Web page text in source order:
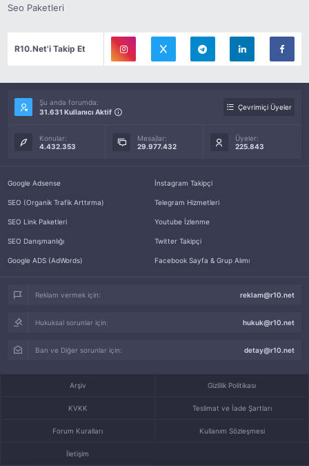
Seo Paketleri
R10.Net'i Takip Et
Şu anda forumda:
31.631 Kullanıcı Aktif
Çevrimiçi Üyeler
Konular:
4.432.353
Mesajlar:
29.977.432
Üyeler:
225.843
Google Adsense
SEO (Organik Trafik Arttırma)
SEO Link Paketleri
SEO Danışmanlığı
Google ADS (AdWords)
İnstagram Takipçi
Telegram Hizmetleri
Youtube İzlenme
Twitter Takipçi
Facebook Sayfa & Grup Alımı
Reklam vermek için: reklam@r10.net
Hukuksal sorunlar için: hukuk@r10.net
Ban ve Diğer sorunlar için: detay@r10.net
Arşiv Gizlilik Politikası
KVKK Teslimat ve İade Şartları
Forum Kuralları Kullanım Sözleşmesi
İletişim